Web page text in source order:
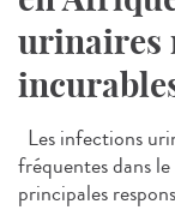
urinaires
Les infections
fréquentes dans
principales